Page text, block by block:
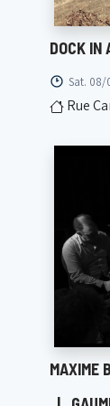
DOCK IN
Sat. 08/
Rue
MAXIME